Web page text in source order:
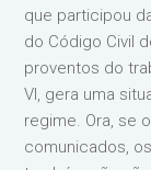
que participou
do Código Civil
proventos do
VI, gera uma
regime. Ora, se
comunicados,